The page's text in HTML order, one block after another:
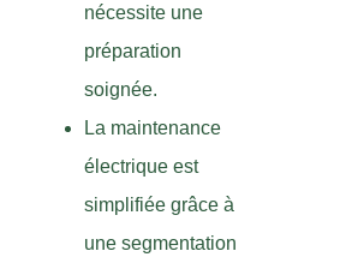
nécessite une
préparation
soignée.
La maintenance
électrique est
simplifiée grâce à
une segmentation